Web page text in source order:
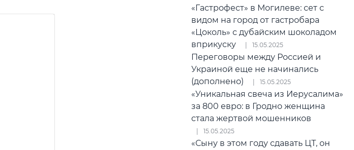
«Гастрофест» в Могилеве: сет с
видом на город от гастробара
«Цоколь» с дубайским шоколадом
вприкуску
15.05.2025
Переговоры между Россией и
Украиной еще не начинались
(дополнено)
15.05.2025
«Уникальная свеча из Иерусалима»
за 800 евро: в Гродно женщина
стала жертвой мошенников
15.05.2025
«Сыну в этом году сдавать ЦТ, он